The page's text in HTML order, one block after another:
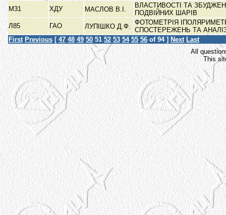
М31
ХДУ МАСЛОВ В.І.
ВЛАСТИВОСТІ ТА
ПОДВІЙНИХ ШАРІВ
Л85
ГАО ЛУПІШКО Д.Ф.
ФОТОМЕТРІЯ
СПОСТЕРЕЖЕНЬ ТА
First Previous [ 47 48 49 50 51 52 53 54 55 56 of 94 ] Next Last
All
This